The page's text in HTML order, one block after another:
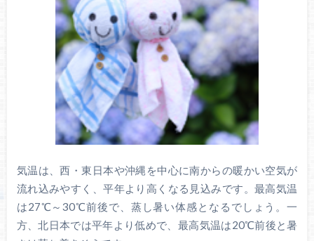
気温は、西・東日本や沖縄を中心に南からの暖かい空気が
流れ込みやすく、平年より高くなる見込みです。最高気温
は27℃～30℃前後で、蒸し暑い体感となるでしょう。一
方、北日本では平年より低めで、最高気温は20℃前後と暑